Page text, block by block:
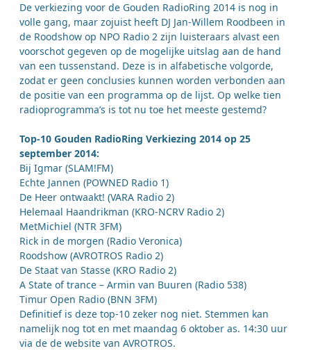
De verkiezing voor de Gouden RadioRing 2014 is nog in
volle gang, maar zojuist heeft DJ Jan-Willem Roodbeen in
de Roodshow op NPO Radio 2 zijn luisteraars alvast een
voorschot gegeven op de mogelijke uitslag aan de hand
van een tussenstand. Deze is in alfabetische volgorde,
zodat er geen conclusies kunnen worden verbonden aan
de positie van een programma op de lijst. Op welke tien
radioprogramma’s is tot nu toe het meeste gestemd?
Top-10 Gouden RadioRing Verkiezing 2014 op 25
september 2014:
Bij Igmar (SLAM!FM)
Echte Jannen (POWNED Radio 1)
De Heer ontwaakt! (VARA Radio 2)
Helemaal Haandrikman (KRO-NCRV Radio 2)
MetMichiel (NTR 3FM)
Rick in de morgen (Radio Veronica)
Roodshow (AVROTROS Radio 2)
De Staat van Stasse (KRO Radio 2)
A State of trance – Armin van Buuren (Radio 538)
Timur Open Radio (BNN 3FM)
Definitief is deze top-10 zeker nog niet. Stemmen kan
namelijk nog tot en met maandag 6 oktober as. 14:30 uur
via de de website van AVROTROS.